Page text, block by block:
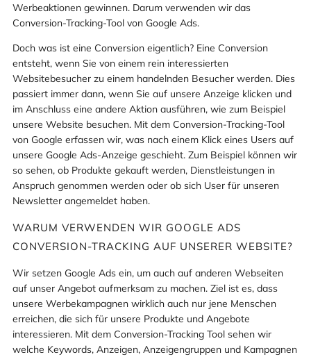
Werbeaktionen gewinnen. Darum verwenden wir das
Conversion-Tracking-Tool von Google Ads.
Doch was ist eine Conversion eigentlich? Eine Conversion
entsteht, wenn Sie von einem rein interessierten
Websitebesucher zu einem handelnden Besucher werden. Dies
passiert immer dann, wenn Sie auf unsere Anzeige klicken und
im Anschluss eine andere Aktion ausführen, wie zum Beispiel
unsere Website besuchen. Mit dem Conversion-Tracking-Tool
von Google erfassen wir, was nach einem Klick eines Users auf
unsere Google Ads-Anzeige geschieht. Zum Beispiel können wir
so sehen, ob Produkte gekauft werden, Dienstleistungen in
Anspruch genommen werden oder ob sich User für unseren
Newsletter angemeldet haben.
WARUM VERWENDEN WIR GOOGLE ADS
CONVERSION-TRACKING AUF UNSERER WEBSITE?
Wir setzen Google Ads ein, um auch auf anderen Webseiten
auf unser Angebot aufmerksam zu machen. Ziel ist es, dass
unsere Werbekampagnen wirklich auch nur jene Menschen
erreichen, die sich für unsere Produkte und Angebote
interessieren. Mit dem Conversion-Tracking Tool sehen wir
welche Keywords, Anzeigen, Anzeigengruppen und Kampagnen